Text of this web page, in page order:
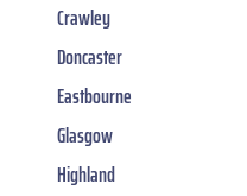
Crawley
Doncaster
Eastbourne
Glasgow
Highland